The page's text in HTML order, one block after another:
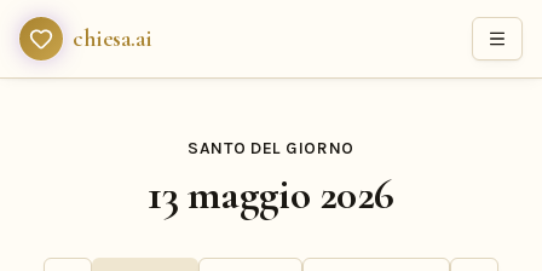
chiesa.ai
SANTO DEL GIORNO
13 maggio 2026